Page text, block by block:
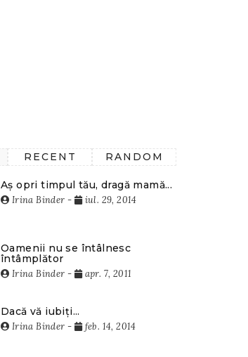
RECENT RANDOM
Aș opri timpul tău, dragă mamă...
Irina Binder - iul. 29, 2014
Oamenii nu se întâlnesc
întâmplător
Irina Binder - apr. 7, 2011
Dacă vă iubiți...
Irina Binder - feb. 14, 2014